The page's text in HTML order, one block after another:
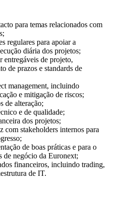
para temas relacionados com
regulares para apoiar a
diária dos projetos;
entregáveis de projeto,
de prazos e standards de
management, incluindo
e mitigação de riscos;
de alteração;
e de qualidade;
dos projetos;
com stakeholders internos para
de boas práticas e para o
de negócio da Euronext;
financeiros, incluindo trading,
de IT.